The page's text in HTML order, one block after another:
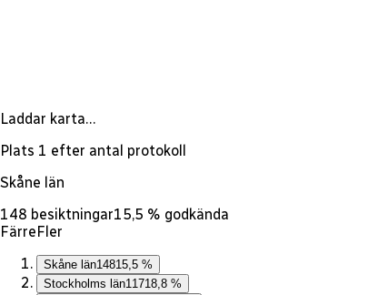
Laddar karta…
Plats 1 efter antal protokoll
Skåne län
148 besiktningar15,5 % godkända
Färre Fler
Skåne län14815,5 %
Stockholms län11718,8 %